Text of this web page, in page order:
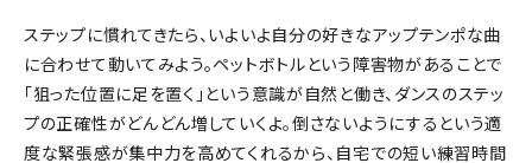
ステップに慣れてきたら、いよいよ自分の好きなアップテンポな曲
に合わせて動いてみよう。ペットボトルという障害物があることで
「狙った位置に足を置く」という意識が自然と働き、ダンスのステッ
プの正確性がどんどん増していくよ。倒さないようにするという適
度な緊張感が集中力を高めてくれるから、自宅での短い練習時間